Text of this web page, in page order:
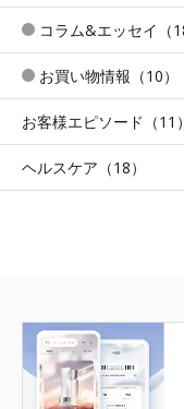
コラム&エッセイ（
お買い物情報（10）
お客様エピソード（11）
ヘルスケア（18）